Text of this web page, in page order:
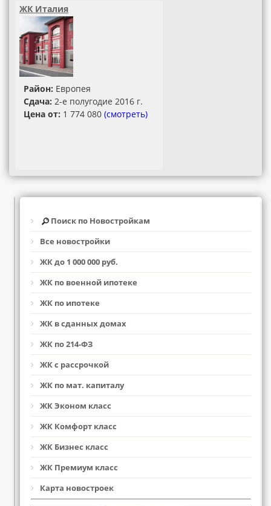
ЖК Италия
Район: Европея
Сдача: 2-е полугодие 2016 г.
Цена от: 1 774 080 (смотреть)
Поиск по Новостройкам
Все новостройки
ЖК до 1 000 000 руб.
ЖК по военной ипотеке
ЖК по ипотеке
ЖК в сданных домах
ЖК по 214-ФЗ
ЖК с рассрочкой
ЖК по мат. капиталу
ЖК Эконом класс
ЖК Комфорт класс
ЖК Бизнес класс
ЖК Премиум класс
Карта новостроек